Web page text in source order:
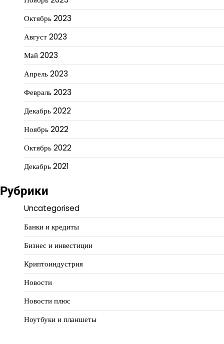
Октябрь 2023
Август 2023
Май 2023
Апрель 2023
Февраль 2023
Декабрь 2022
Ноябрь 2022
Октябрь 2022
Декабрь 2021
Рубрики
Uncategorised
Банки и кредиты
Бизнес и инвестиции
Криптоиндустрия
Новости
Новости плюс
Ноутбуки и планшеты